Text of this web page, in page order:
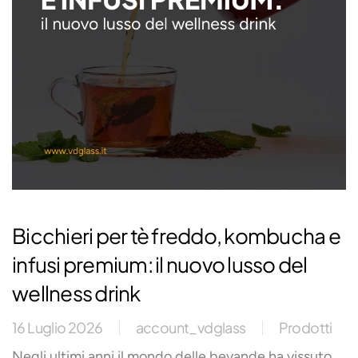
Bicchieri per tè freddo, kombucha e
infusi premium: il nuovo lusso del
wellness drink
16 Luglio 2026 account_vdglass Prodotti